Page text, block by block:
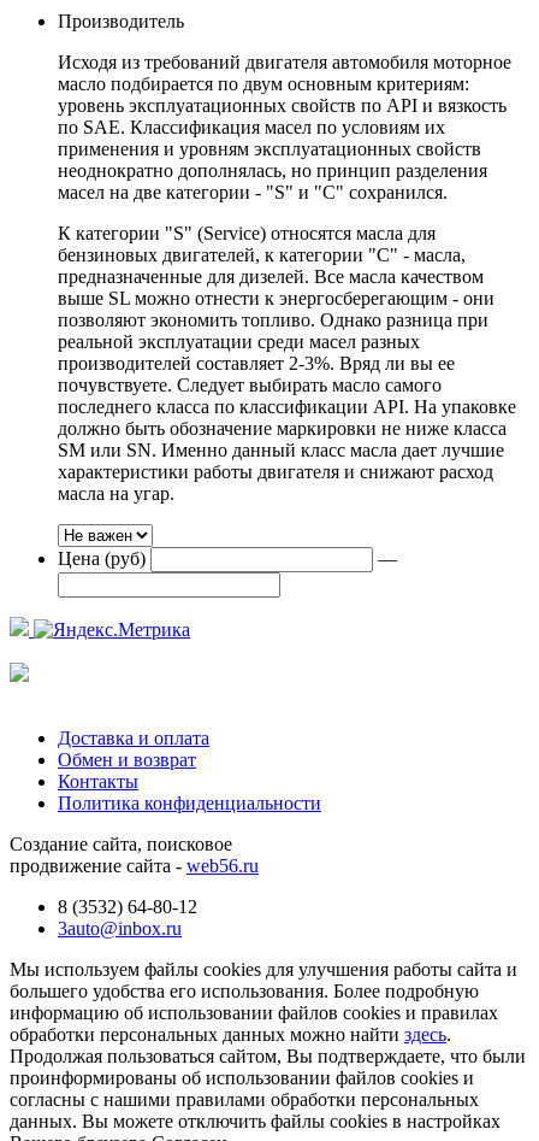
Производитель
Исходя из требований двигателя автомобиля моторное
масло подбирается по двум основным критериям:
уровень эксплуатационных свойств по API и вязкость
по SAE. Классификация масел по условиям их
применения и уровням эксплуатационных свойств
неоднократно дополнялась, но принцип разделения
масел на две категории - "S" и "С" сохранился.
К категории "S" (Service) относятся масла для
бензиновых двигателей, к категории "С" - масла,
предназначенные для дизелей. Все масла качеством
выше SL можно отнести к энергосберегающим - они
позволяют экономить топливо. Однако разница при
реальной эксплуатации среди масел разных
производителей составляет 2-3%. Вряд ли вы ее
почувствуете. Следует выбирать масло самого
последнего класса по классификации API. На упаковке
должно быть обозначение маркировки не ниже класса
SM или SN. Именно данный класс масла дает лучшие
характеристики работы двигателя и снижают расход
масла на угар.
Цена (руб) —
Доставка и оплата
Обмен и возврат
Контакты
Политика конфиденциальности
Создание сайта, поисковое
продвижение сайта - web56.ru
8 (3532) 64-80-12
3auto@inbox.ru
Мы используем файлы cookies для улучшения работы сайта и
большего удобства его использования. Более подробную
информацию об использовании файлов cookies и правилах
обработки персональных данных можно найти здесь.
Продолжая пользоваться сайтом, Вы подтверждаете, что были
проинформированы об использовании файлов cookies и
согласны с нашими правилами обработки персональных
данных. Вы можете отключить файлы cookies в настройках